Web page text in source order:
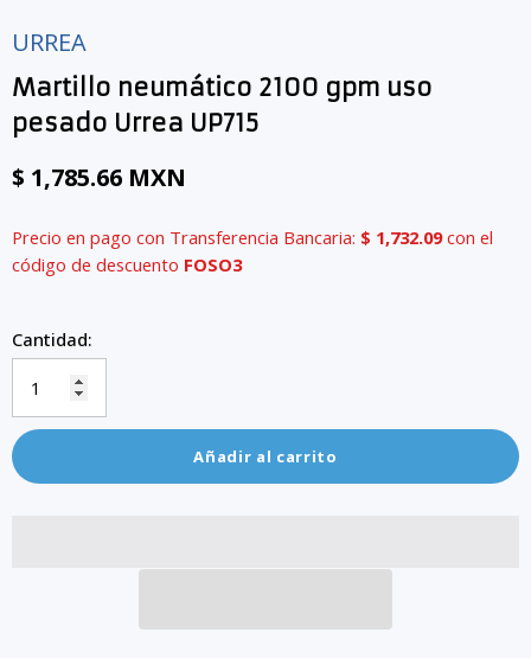
URREA
Martillo neumático 2100 gpm uso
pesado Urrea UP715
$ 1,785.66 MXN
Precio en pago con Transferencia Bancaria: $ 1,732.09con el
código de descuento FOSO3
Cantidad:
Añadir al carrito